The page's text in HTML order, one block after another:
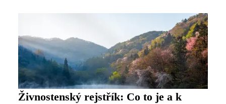
Živnostenský rejstřík: Co to je a k